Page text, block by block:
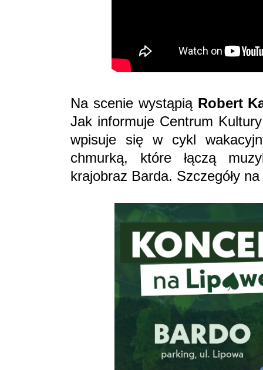
Na scenie wystąpią Robert
Jak informuje Centrum
wpisuje się w cykl
chmurką, które łączą
krajobraz Barda. Szczegóły